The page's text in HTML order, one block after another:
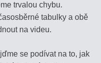
trvalou chybu.
tabulky a obě
na videu.
se podívat na to, jak